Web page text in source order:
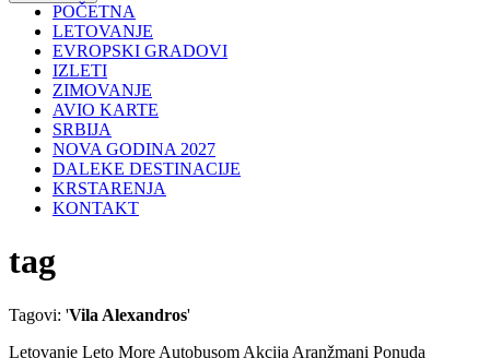
POČETNA
LETOVANJE
EVROPSKI GRADOVI
IZLETI
ZIMOVANJE
AVIO KARTE
SRBIJA
NOVA GODINA 2027
DALEKE DESTINACIJE
KRSTARENJA
KONTAKT
tag
Tagovi: 'Vila Alexandros'
Letovanje Leto More Autobusom Akcija Aranžmani Ponuda